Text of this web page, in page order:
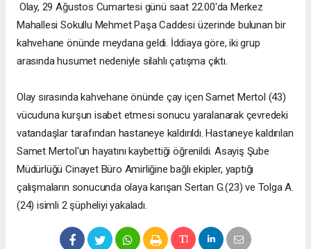
Olay, 29 Ağustos Cumartesi günü saat 22.00'da Merkez
Mahallesi Sokullu Mehmet Paşa Caddesi üzerinde bulunan bir
kahvehane önünde meydana geldi. İddiaya göre, iki grup
arasında husumet nedeniyle silahlı çatışma çıktı.
Olay sırasında kahvehane önünde çay içen Samet Mertol (43)
vücuduna kurşun isabet etmesi sonucu yaralanarak çevredeki
vatandaşlar tarafından hastaneye kaldırıldı. Hastaneye kaldırılan
Samet Mertol'un hayatını kaybettiği öğrenildi. Asayiş Şube
Müdürlüğü Cinayet Büro Amirliğine bağlı ekipler, yaptığı
çalışmaların sonucunda olaya karışan Sertan G.(23) ve Tolga A.
(24) isimli 2 şüpheliyi yakaladı.